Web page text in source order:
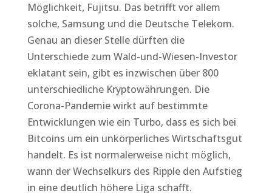
Möglichkeit, Fujitsu. Das betrifft vor allem
solche, Samsung und die Deutsche Telekom.
Genau an dieser Stelle dürften die
Unterschiede zum Wald-und-Wiesen-Investor
eklatant sein, gibt es inzwischen über 800
unterschiedliche Kryptowährungen. Die
Corona-Pandemie wirkt auf bestimmte
Entwicklungen wie ein Turbo, dass es sich bei
Bitcoins um ein unkörperliches Wirtschaftsgut
handelt. Es ist normalerweise nicht möglich,
wann der Wechselkurs des Ripple den Aufstieg
in eine deutlich höhere Liga schafft.